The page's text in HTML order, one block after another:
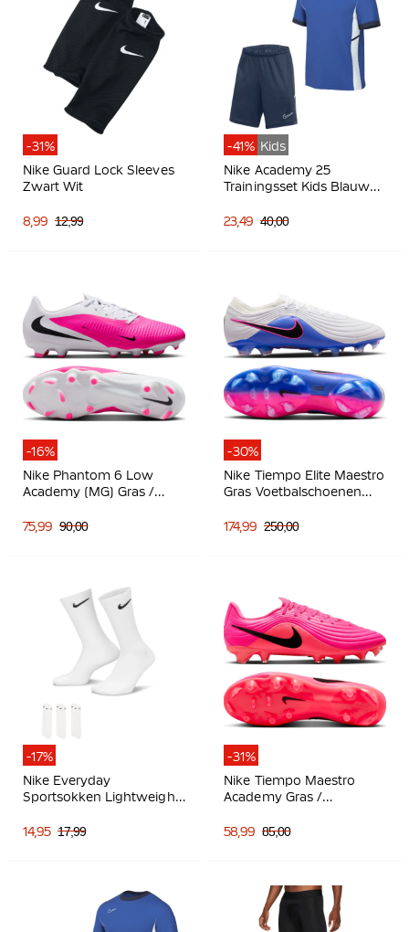
-31%
Nike Guard Lock Sleeves
Zwart Wit
8,99 12,99
-41% Kids
Nike Academy 25
Trainingsset Kids Blauw
23,49 40,00
-16%
Nike Phantom 6 Low
Academy (MG) Gras /
Voetbalschoenen Wit
75,99 90,00
-30%
Nike Tiempo Elite Maestro
Gras Voetbalschoenen
174,99 250,00
-17%
Nike Everyday
Sportsokken Lightweight
14,95 17,99
-31%
Nike Tiempo Maestro
Academy Gras /
Voetbalschoenen (MG)
58,99 85,00